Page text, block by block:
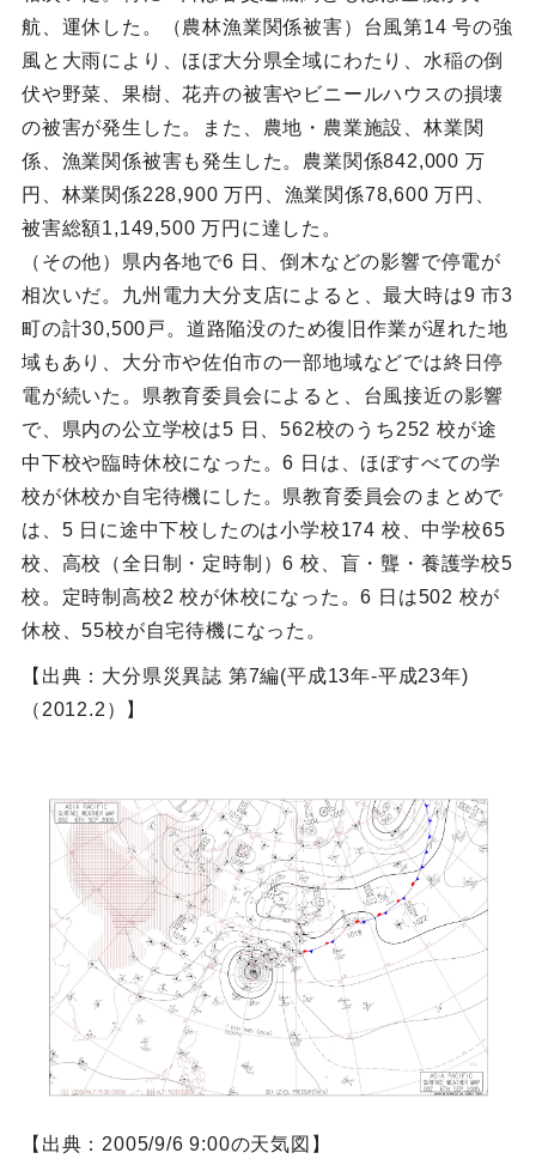
航、運休した。（農林漁業関係被害）台風第14 号の強
風と大雨により、ほぼ大分県全域にわたり、水稲の倒
伏や野菜、果樹、花卉の被害やビニールハウスの損壊
の被害が発生した。また、農地・農業施設、林業関
係、漁業関係被害も発生した。農業関係842,000 万
円、林業関係228,900 万円、漁業関係78,600 万円、
被害総額1,149,500 万円に達した。
（その他）県内各地で6 日、倒木などの影響で停電が
相次いだ。九州電力大分支店によると、最大時は9 市3
町の計30,500戸。道路陥没のため復旧作業が遅れた地
域もあり、大分市や佐伯市の一部地域などでは終日停
電が続いた。県教育委員会によると、台風接近の影響
で、県内の公立学校は5 日、562校のうち252 校が途
中下校や臨時休校になった。6 日は、ほぼすべての学
校が休校か自宅待機にした。県教育委員会のまとめで
は、5 日に途中下校したのは小学校174 校、中学校65
校、高校（全日制・定時制）6 校、盲・聾・養護学校5
校。定時制高校2 校が休校になった。6 日は502 校が
休校、55校が自宅待機になった。
【出典：大分県災異誌 第7編(平成13年-平成23年)
（2012.2）】
【出典：2005/9/6 9:00の天気図】